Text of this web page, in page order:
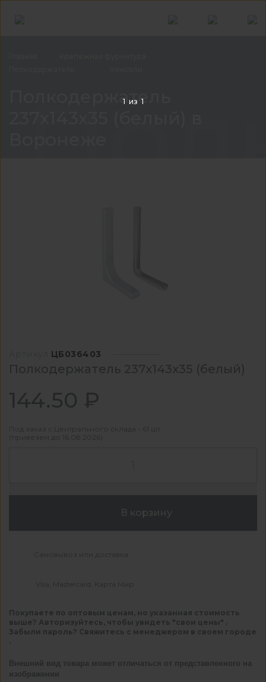
Полкодержатель
ЦБ036403
Полкодержатель 237х143х35 (белый)
144.50 ₽
Под заказ с Центрального склада - 61 шт
(привезем до 16.08.2026)
В корзину
Самовывоз или доставка
Visa, Mastercard, Карта Мир
Покупаете по оптовым ценам, но указанная стоимость
выше? Авторизуйтесь, чтобы увидеть "свои цены" .
Забыли пароль? Свяжитесь с менеджером в своем городе
Внешний вид товара может отличаться от представленного на
изображении
1 из 1